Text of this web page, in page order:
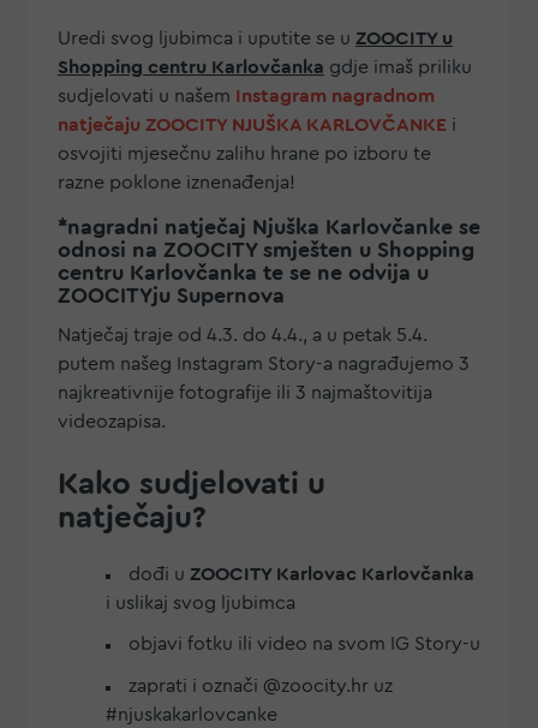
Uredi svog ljubimca i uputite se u ZOOCITY u
Shopping centru Karlovčanka gdje imaš priliku
sudjelovati u našem Instagram nagradnom
natječaju ZOOCITY NJUŠKA KARLOVČANKE i
osvojiti mjesečnu zalihu hrane po izboru te
razne poklone iznenađenja!
*nagradni natječaj Njuška Karlovčanke se
odnosi na ZOOCITY smješten u Shopping
centru Karlovčanka te se ne odvija u
ZOOCITYju Supernova
Natječaj traje od 4.3. do 4.4., a u petak 5.4.
putem našeg Instagram Story-a nagrađujemo 3
najkreativnije fotografije ili 3 najmaštovitija
videozapisa.
Kako sudjelovati u
natječaju?
dođi u ZOOCITY Karlovac Karlovčanka
i uslikaj svog ljubimca
objavi fotku ili video na svom IG Story-u
zaprati i označi @zoocity.hr uz
#njuskakarlovcanke